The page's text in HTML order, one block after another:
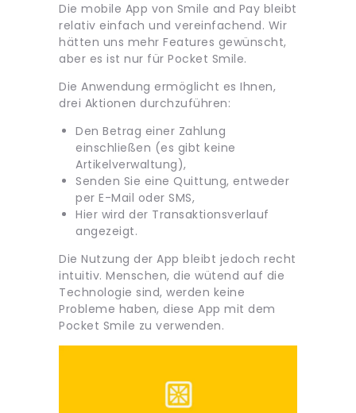
Die mobile App von Smile and Pay bleibt
relativ einfach und vereinfachend. Wir
hätten uns mehr Features gewünscht,
aber es ist nur für Pocket Smile.
Die Anwendung ermöglicht es Ihnen,
drei Aktionen durchzuführen:
Den Betrag einer Zahlung
einschließen (es gibt keine
Artikelverwaltung),
Senden Sie eine Quittung, entweder
per E-Mail oder SMS,
Hier wird der Transaktionsverlauf
angezeigt.
Die Nutzung der App bleibt jedoch recht
intuitiv. Menschen, die wütend auf die
Technologie sind, werden keine
Probleme haben, diese App mit dem
Pocket Smile zu verwenden.